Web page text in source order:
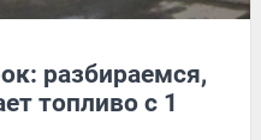
разбираемся,
топливо с 1